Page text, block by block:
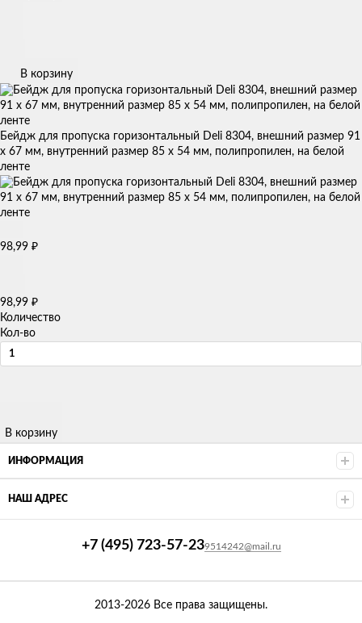
В корзину
Бейдж для пропуска горизонтальный Deli 8304, внешний размер 91
х 67 мм, внутренний размер 85 х 54 мм, полипропилен, на белой
ленте
98,99 ₽
98,99 ₽
Количество
Кол-во
В корзину
ИНФОРМАЦИЯ
НАШ АДРЕС
+7 (495) 723-57-239514242@mail.ru
2013-2026 Все права защищены.